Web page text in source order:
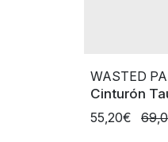
WASTED
Cinturón
55,20€